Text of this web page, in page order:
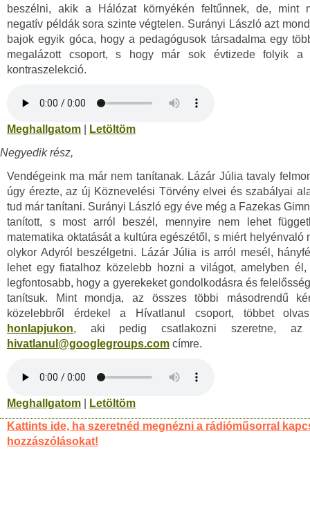
beszélni, akik a Hálózat környékén feltűnnek, de, mint
negatív példák sora szinte végtelen. Surányi László azt
bajok egyik góca, hogy a pedagógusok társadalma egy
megalázott csoport, s hogy már sok évtizede folyik a
kontraszelekció.
Meghallgatom
Letöltöm
Negyedik rész,
Vendégeink ma már nem tanítanak. Lázár Júlia tavaly
úgy érezte, az új Köznevelési Törvény elvei és szabályai
tud már tanítani. Surányi László egy éve még a Fazekas
tanított, s most arról beszél, mennyire nem lehet
matematika oktatását a kultúra egészétől, s miért helyénvaló
olykor Adyról beszélgetni. Lázár Júlia is arról mesél,
lehet egy fiatalhoz közelebb hozni a világot, amelyben
legfontosabb, hogy a gyerekeket gondolkodásra és
tanítsuk. Mint mondja, az összes többi másodrendű
közelebbről érdekel a Hívatlanul csoport, többet
honlapjukon, aki pedig csatlakozni szeretne,
hivatlanul@googlegroups.com címre.
Meghallgatom
Letöltöm
Kattints ide, ha szeretnéd megnézni a rádióműsorral
hozzászólásokat!